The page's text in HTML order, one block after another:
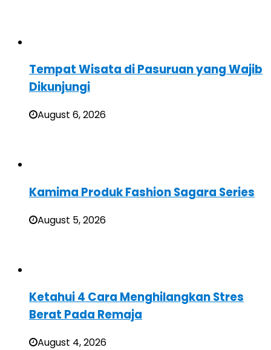
Tempat Wisata di Pasuruan yang Wajib
Dikunjungi
August 6, 2026
Kamima Produk Fashion Sagara Series
August 5, 2026
Ketahui 4 Cara Menghilangkan Stres
Berat Pada Remaja
August 4, 2026